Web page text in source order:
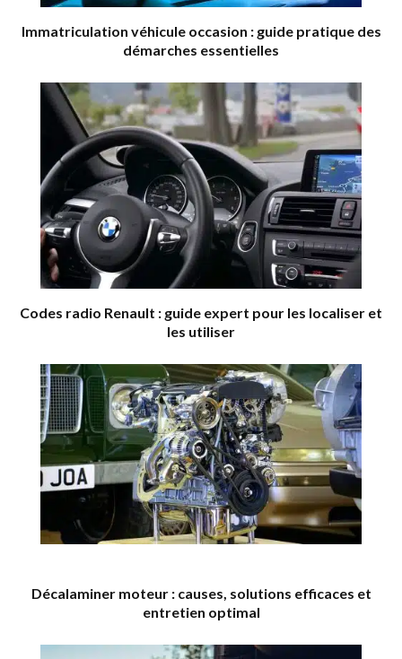
Immatriculation véhicule occasion : guide pratique des
démarches essentielles
Codes radio Renault : guide expert pour les localiser et
les utiliser
Décalaminer moteur : causes, solutions efficaces et
entretien optimal